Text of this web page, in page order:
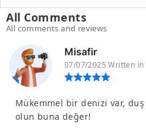
All Comments
All comments and reviews
Misafir
07/07/2025 Written in
Mükemmel bir denizi var,
olun buna değer!